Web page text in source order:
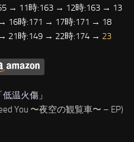
→ 11時:163 → 12時:163 → 13
16時:171 → 17時:171 → 18
21時:149 → 22時:174 → 23
低温火傷 」
You 〜夜空の観覧車〜 – EP)